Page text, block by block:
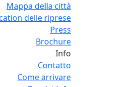
Mappa della città
delle riprese
Press
Brochure
Info
Contatto
Come arrivare